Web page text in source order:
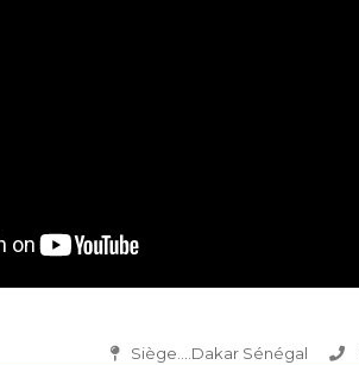
Siège....Dakar Sénégal